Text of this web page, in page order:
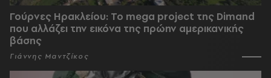
Γούρνες Ηρακλείου: To mega project της Dimand
που αλλάζει την εικόνα της πρώην αμερικανικής
βάσης
Γιάννης Μαντζίκος